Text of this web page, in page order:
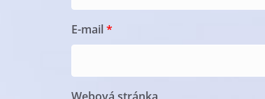
E-mail*
Webová stránka